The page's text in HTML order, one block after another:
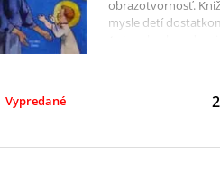
obrazotvornosť.
mysle detí
božské dieťa
svätým Jozefom v
scénach s vtáčikmi
jeho príkladnú
Vypredané